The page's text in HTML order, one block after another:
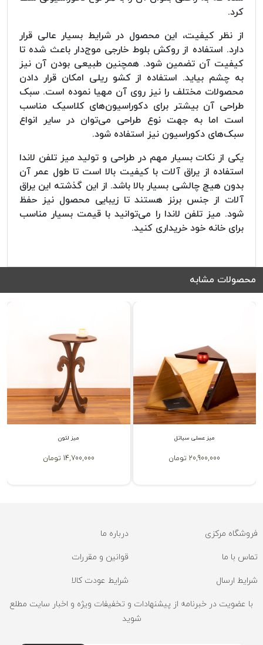
کرد.
از نظر کیفیت، این محصول در شرایط بسیار عالی قرار
دارد. استفاده از روکش بلوط خارجی موج‌دار باعث شده تا
کیفیت آن تضمین شود. همچنین طبیعی بودن آن نیز
به چشم بیاید. استفاده از کشو ریلی امکان قرار دادن
محصولات مختلف را نیز روی آن مهیا نموده است. سبک
طراحی آن بیشتر برای دکوراسیون‌های کلاسیک مناسب
است اما به جهت نوع طراحی می‌توان در سایر انواع
سبک‌های دکوراسیون نیز استفاده شود.
یکی از نکات بسیار مهم در طراحی و تولید میز تلفن لاندا
استفاده از یراق آلات با کیفیت بالا است تا طول عمر آن
بدون هیچ چالشی بسیار بالا باشد. از این گذشته این یراق
آلات از جنس برنز هستند تا زیبایی محصول نیز حفظ
شود. میز تلفن لاندا را می‌توانید با قیمت بسیار مناسب
برای خانه خود خریداری کنید.
محصولات مشابه
میز لئون
14,700,000 تومان
میز عسلی سیاتل
20,900,000 تومان
فروشگاه مرکزی درباره ما
تماس با ما قوانین و مقررات
شرایط ارسال شرایط عودت کالا
با عضویت در خبرنامه از پیشنهادات و تخفیفات ویژه و اخبار سایت مطلع
شوید